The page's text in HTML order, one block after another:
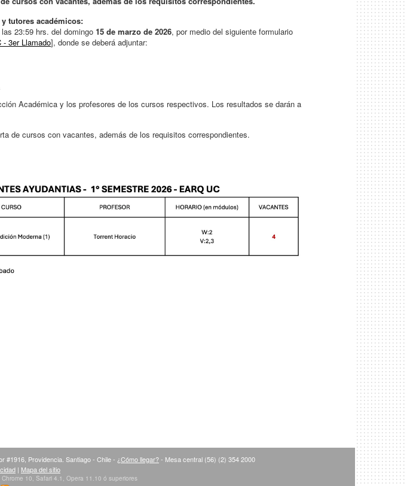
tutores académicos:
23:59 hrs. del domingo 15 de marzo de 2026, por medio del siguiente formulario
3er Llamado], donde se deberá adjuntar:
Académica y los profesores de los cursos respectivos. Los resultados se darán a
de cursos con vacantes, además de los requisitos correspondientes.
#1916, Providencia. Santiago - Chile - ¿Cómo llegar?- Mesa central (56) (2) 354 2000
| Mapa del sitio
10, Safari 4.1, Opera 11.10 ó superiores